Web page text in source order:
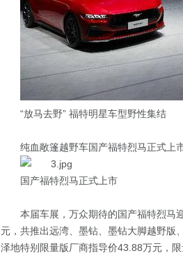
“放马去野” 福特明星车型野性集结
纯血敞篷越野车国产福特烈马正式上
国产福特烈马正式上市
本届车展，万众期待的国产福特烈马
元，共推出远湾、墨钻、墨钻大脚越野版
泽地特别限量版厂商指导价43.88万元，限